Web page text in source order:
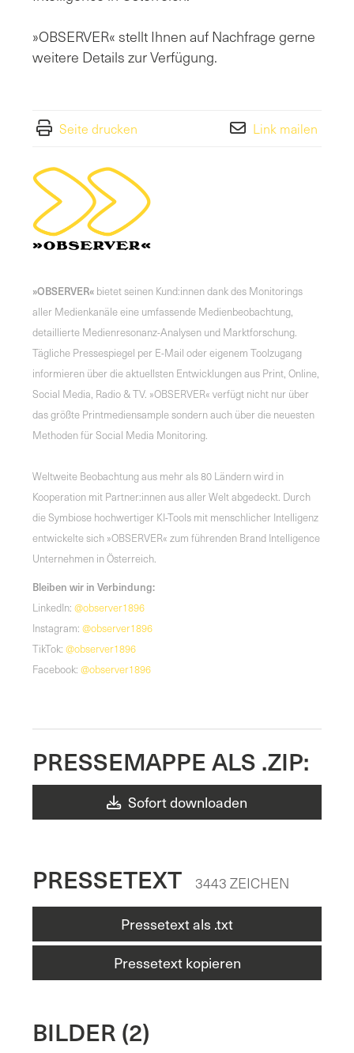
»OBSERVER« stellt Ihnen auf Nachfrage gerne
weitere Details zur Verfügung.
Seite drucken Link mailen
»OBSERVER« bietet seinen Kund:innen dank des Monitorings
aller Medienkanäle eine umfassende Medienbeobachtung,
detaillierte Medienresonanz-Analysen und Marktforschung.
Tägliche Pressespiegel per E-Mail oder eigenem Toolzugang
informieren über die aktuellsten Entwicklungen aus Print, Online,
Social Media, Radio & TV. »OBSERVER« verfügt nicht nur über
das größte Printmediensample sondern auch über die neuesten
Methoden für Social Media Monitoring.
Weltweite Beobachtung aus mehr als 80 Ländern wird in
Kooperation mit Partner:innen aus aller Welt abgedeckt. Durch
die Symbiose hochwertiger KI-Tools mit menschlicher Intelligenz
entwickelte sich »OBSERVER« zum führenden Brand Intelligence
Unternehmen in Österreich.
Bleiben wir in Verbindung:
LinkedIn: @observer1896
Instagram: @observer1896
TikTok: @observer1896
Facebook: @observer1896
PRESSEMAPPE ALS .ZIP:
Sofort downloaden
PRESSETEXT
3443 ZEICHEN
Pressetext als .txt
Pressetext kopieren
BILDER (2)